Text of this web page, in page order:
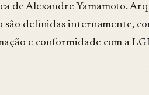
de Alexandre Yamamoto.
são definidas internamente,
e conformidade com a